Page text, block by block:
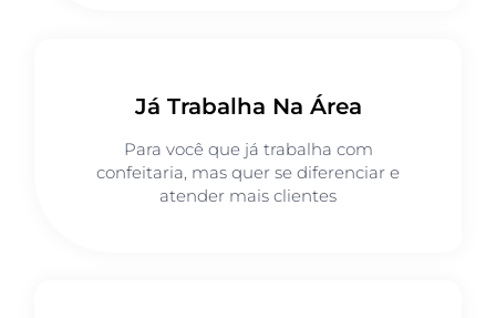
Já Trabalha Na Área
Para você que já trabalha com
confeitaria, mas quer se diferenciar e
atender mais clientes